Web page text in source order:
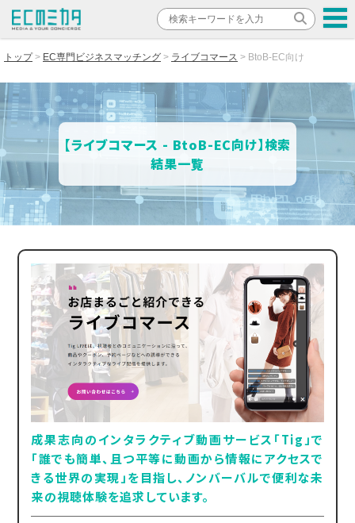
トップ EC専門ビジネスマッチング ライブコマース BtoB-EC向け
【ライブコマース - BtoB-EC向け】検索
結果一覧
成果志向のインタラクティブ動画サービス「Tig」で
「誰でも簡単、且つ平等に動画から情報にアクセスで
きる世界の実現」を目指し、ノンバーバルで便利な未
来の視聴体験を追求しています。